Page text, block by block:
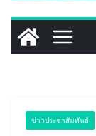
เริ่มแล้ว!
ไทย สู่ใจ
ข่าวประชาสัมพันธ์